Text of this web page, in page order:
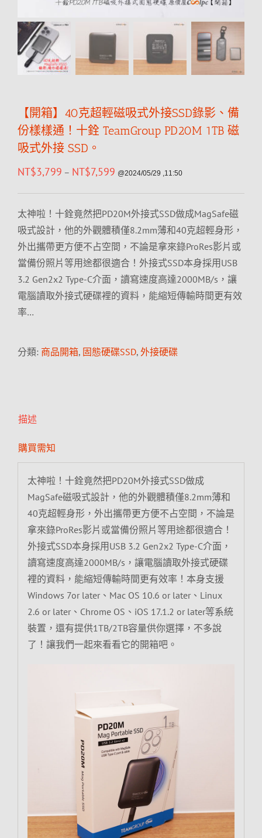
【開箱】40克超輕磁吸式外接SSD錄影、備
份樣樣通！十銓 TeamGroup PD20M 1TB 磁
吸式外接 SSD。
NT$3,799 – NT$7,599 @2024/05/29 ,11:50
太神啦！十銓竟然把PD20M外接式SSD做成MagSafe磁
吸式設計，他的外觀體積僅8.2mm薄和40克超輕身形，
外出攜帶更方便不占空間，不論是拿來錄ProRes影片或
當備份照片等用途都很適合！外接式SSD本身採用USB
3.2 Gen2x2 Type-C介面，讀寫速度高達2000MB/s，讓
電腦讀取外接式硬碟裡的資料，能縮短傳輸時間更有效
率…
分類: 商品開箱, 固態硬碟SSD, 外接硬碟
描述
購買需知
太神啦！十銓竟然把PD20M外接式SSD做成
MagSafe磁吸式設計，他的外觀體積僅8.2mm薄和
40克超輕身形，外出攜帶更方便不占空間，不論是
拿來錄ProRes影片或當備份照片等用途都很適合！
外接式SSD本身採用USB 3.2 Gen2x2 Type-C介面，
讀寫速度高達2000MB/s，讓電腦讀取外接式硬碟
裡的資料，能縮短傳輸時間更有效率！本身支援
Windows 7or later、Mac OS 10.6 or later、Linux
2.6 or later、Chrome OS、iOS 17.1.2 or later等系統
裝置，還有提供1TB/2TB容量供你選擇，不多說
了！讓我們一起來看看它的開箱吧。